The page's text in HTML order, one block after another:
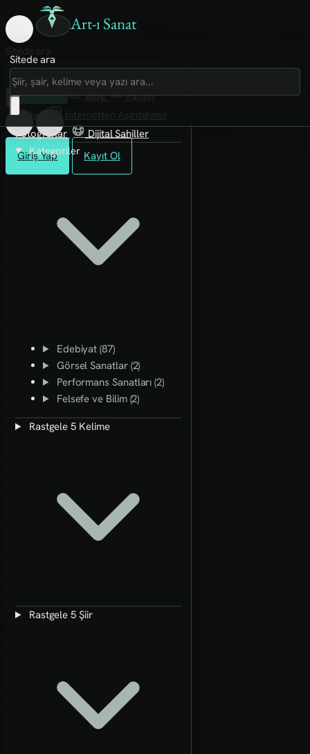
Art-ı Sanat
Giriş Yap Kayıt Ol
Sitede ara
Art-ı Sosyal
İmece
Kütüphane
Blog
Fanzin
Rafları
Fotoğraflar
Dijital Sahiller
Kategoriler
Edebiyat (87)
Görsel Sanatlar (2)
Performans Sanatları (2)
Felsefe ve Bilim (2)
Rastgele 5 Kelime
Rastgele 5 Şiir